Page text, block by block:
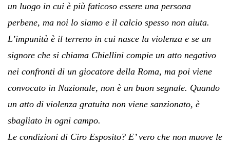
un luogo in cui è più faticoso essere una persona
perbene, ma noi lo siamo e il calcio spesso non aiuta.
L’impunità è il terreno in cui nasce la violenza e se un
signore che si chiama Chiellini compie un atto negativo
nei confronti di un giocatore della Roma, ma poi viene
convocato in Nazionale, non è un buon segnale. Quando
un atto di violenza gratuita non viene sanzionato, è
sbagliato in ogni campo.
Le condizioni di Ciro Esposito? E’ vero che non muove le